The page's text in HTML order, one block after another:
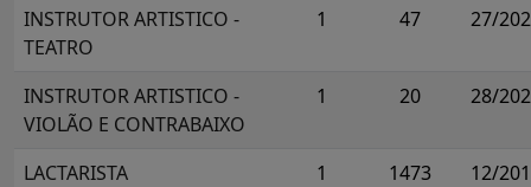
INSTRUTOR ARTISTICO -
TEATRO
1 47 27/
INSTRUTOR ARTISTICO -
VIOLÃO E CONTRABAIXO
1 20 28/
LACTARISTA 1 1473
12/